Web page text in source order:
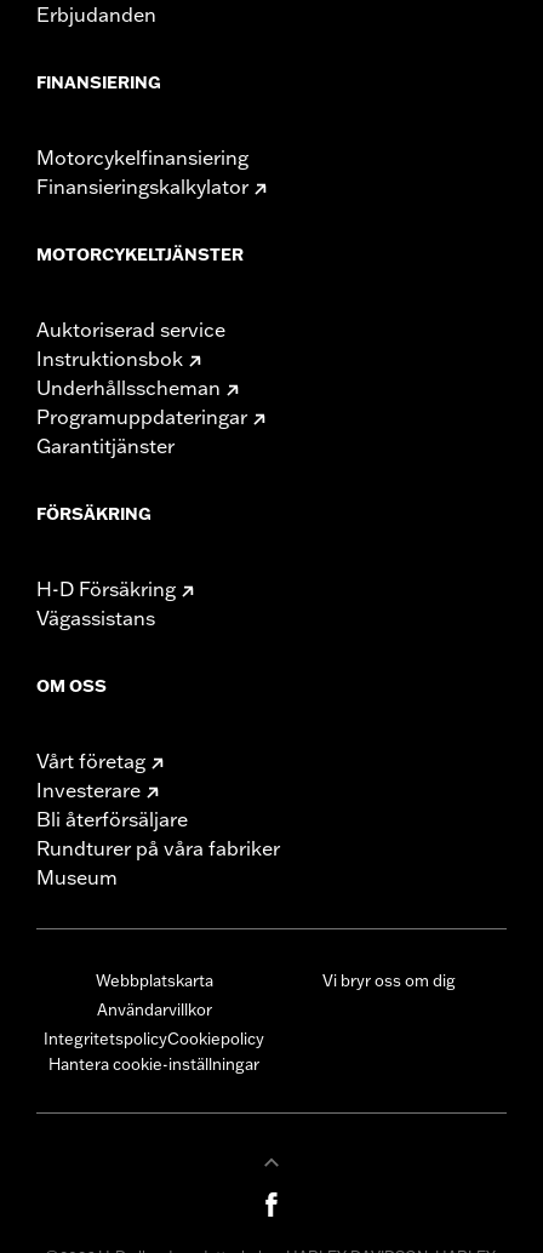
Erbjudanden
FINANSIERING
Motorcykelfinansiering
Finansieringskalkylator
MOTORCYKELTJÄNSTER
Auktoriserad service
Instruktionsbok
Underhållsscheman
Programuppdateringar
Garantitjänster
FÖRSÄKRING
H-D Försäkring
Vägassistans
OM OSS
Vårt företag
Investerare
Bli återförsäljare
Rundturer på våra fabriker
Museum
Webbplatskarta
Användarvillkor
IntegritetspolicyCookiepolicy
Hantera cookie-inställningar
Vi bryr oss om dig